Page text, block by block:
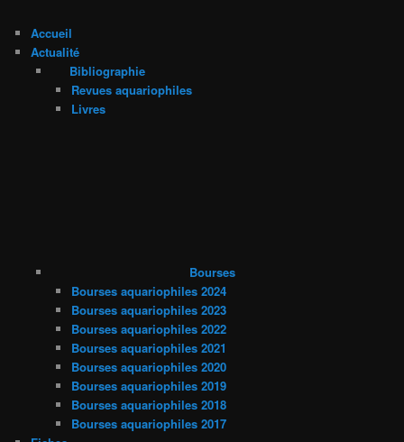
Accueil
Actualité
Bibliographie
Revues aquariophiles
Livres
Bourses
Bourses aquariophiles 2024
Bourses aquariophiles 2023
Bourses aquariophiles 2022
Bourses aquariophiles 2021
Bourses aquariophiles 2020
Bourses aquariophiles 2019
Bourses aquariophiles 2018
Bourses aquariophiles 2017